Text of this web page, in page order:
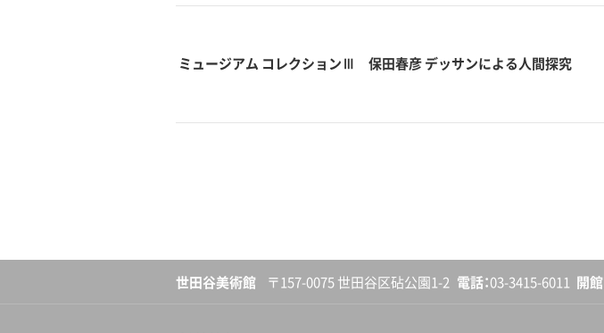
ミュージアム コレクションⅢ 保田春彦 デッサンによる人間探究
世田谷美術館 〒157-0075 世田谷区砧公園1-2 電話 03-3415-6011 開館